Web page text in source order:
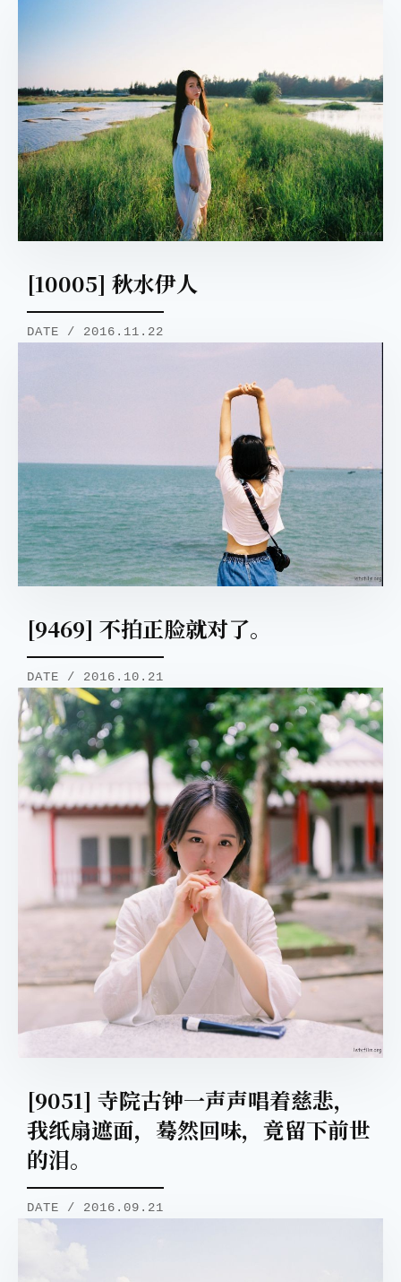
[10005] 秋水伊人
DATE / 2016.11.22
[9469] 不拍正脸就对了。
DATE / 2016.10.21
[9051] 寺院古钟一声声唱着慈悲，
我纸扇遮面，蓦然回味，竟留下前世
的泪。
DATE / 2016.09.21